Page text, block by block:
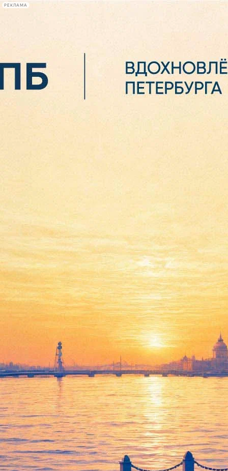
РЕКЛАМА
Сегодня:
2026.08.06
15:31
Просветы
20 марта 2012, вторник-31 марта 2012, суббота
Версия для печати
Все выставки